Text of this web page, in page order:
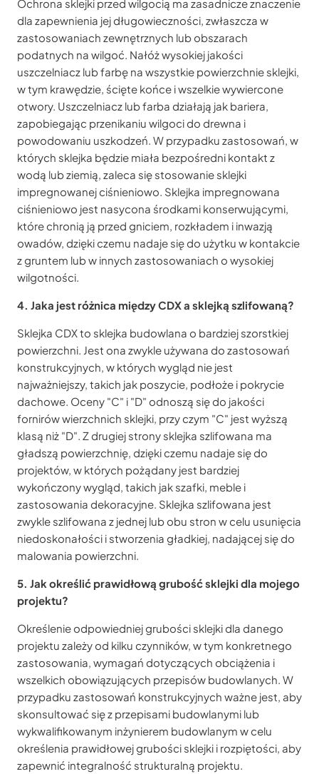
Ochrona sklejki przed wilgocią ma zasadnicze znaczenie
dla zapewnienia jej długowieczności, zwłaszcza w
zastosowaniach zewnętrznych lub obszarach
podatnych na wilgoć. Nałóż wysokiej jakości
uszczelniacz lub farbę na wszystkie powierzchnie sklejki,
w tym krawędzie, ścięte końce i wszelkie wywiercone
otwory. Uszczelniacz lub farba działają jak bariera,
zapobiegając przenikaniu wilgoci do drewna i
powodowaniu uszkodzeń. W przypadku zastosowań, w
których sklejka będzie miała bezpośredni kontakt z
wodą lub ziemią, zaleca się stosowanie sklejki
impregnowanej ciśnieniowo. Sklejka impregnowana
ciśnieniowo jest nasycona środkami konserwującymi,
które chronią ją przed gniciem, rozkładem i inwazją
owadów, dzięki czemu nadaje się do użytku w kontakcie
z gruntem lub w innych zastosowaniach o wysokiej
wilgotności.
4. Jaka jest różnica między CDX a sklejką szlifowaną?
Sklejka CDX to sklejka budowlana o bardziej szorstkiej
powierzchni. Jest ona zwykle używana do zastosowań
konstrukcyjnych, w których wygląd nie jest
najważniejszy, takich jak poszycie, podłoże i pokrycie
dachowe. Oceny "C" i "D" odnoszą się do jakości
fornirów wierzchnich sklejki, przy czym "C" jest wyższą
klasą niż "D". Z drugiej strony sklejka szlifowana ma
gładszą powierzchnię, dzięki czemu nadaje się do
projektów, w których pożądany jest bardziej
wykończony wygląd, takich jak szafki, meble i
zastosowania dekoracyjne. Sklejka szlifowana jest
zwykle szlifowana z jednej lub obu stron w celu usunięcia
niedoskonałości i stworzenia gładkiej, nadającej się do
malowania powierzchni.
5. Jak określić prawidłową grubość sklejki dla mojego
projektu?
Określenie odpowiedniej grubości sklejki dla danego
projektu zależy od kilku czynników, w tym konkretnego
zastosowania, wymagań dotyczących obciążenia i
wszelkich obowiązujących przepisów budowlanych. W
przypadku zastosowań konstrukcyjnych ważne jest, aby
skonsultować się z przepisami budowlanymi lub
wykwalifikowanym inżynierem budowlanym w celu
określenia prawidłowej grubości sklejki i rozpiętości, aby
zapewnić integralność strukturalną projektu.